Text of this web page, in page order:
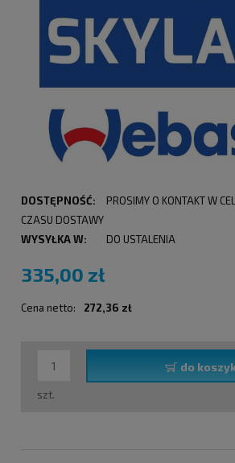
DOSTĘPNOŚĆ:
PROSIMY O KONTAKT W
CZASU DOSTAWY
WYSYŁKA W:
DO USTALENIA
335,00 zł
Cena netto: 272,36 zł
szt.
do